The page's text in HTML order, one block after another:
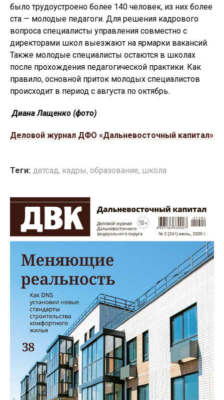
было трудоустроено более 140 человек, из них более
ста — молодые педагоги. Для решения кадрового
вопроса специалисты управления совместно с
директорами школ выезжают на ярмарки вакансий.
Также молодые специалисты остаются в школах
после прохождения педагогической практики. Как
правило, основной приток молодых специалистов
происходит в период с августа по октябрь.
Диана Лащенко (фото)
Деловой журнал ДФО «Дальневосточный капитал»
Теги: детсад, кадры, образование, школа